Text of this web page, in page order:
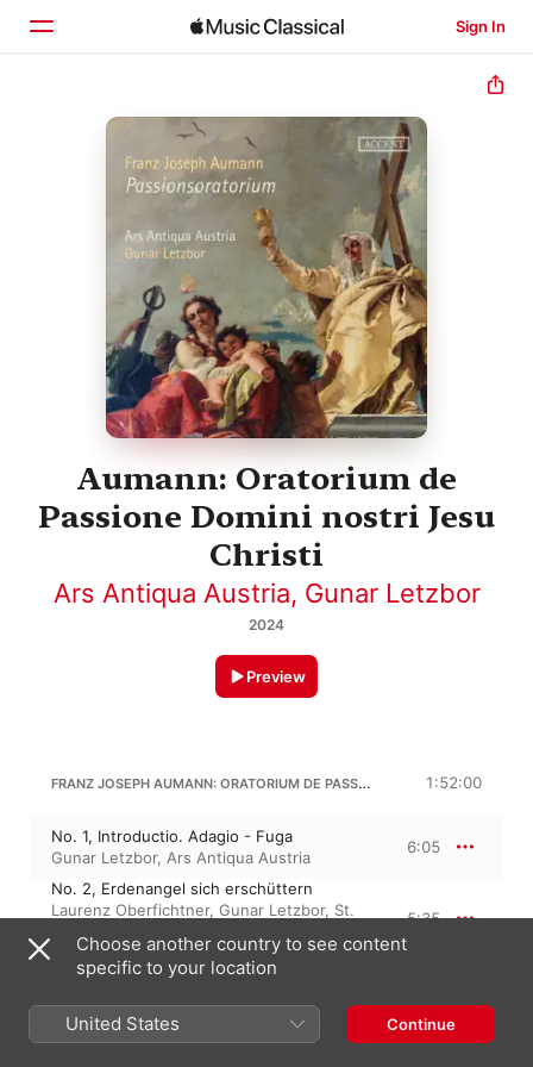
Sign In
Home
Browse
Aumann: Oratorium de
Passione Domini nostri Jesu
Christi
Ars Antiqua Austria, Gunar Letzbor
2024
Preview
FRANZ JOSEPH AUMANN: ORATORIUM DE PASSIONE DOMINI NOSTRI JESU CHRISTI 1:52:00
No. 1, Introductio. Adagio - Fuga
Gunar Letzbor, Ars Antiqua Austria
6:05
No. 2, Erdenangel sich erschüttern
Laurenz Oberfichtner, Gunar Letzbor, St.
Austria
5:35
No. 3, Mein Jesus hängt am
Alexandre Baldo,Ars Antiqua Austria
Gunar Letzbor
No. 4, O Sünder doch erwache
Choose another country to see content
specific to your location
United States Continue